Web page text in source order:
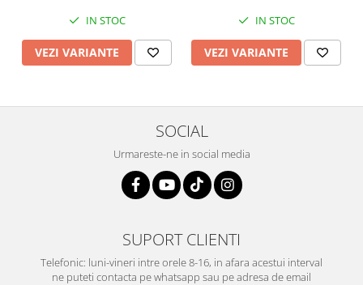
IN STOC
VEZI VARIANTE
IN STOC
VEZI VARIANTE
SOCIAL
Urmareste-ne in social media
SUPORT CLIENTI
Telefonic: luni-vineri intre orele 8-16, in afara acestui interval
ne puteti contacta pe whatsapp sau pe adresa de email